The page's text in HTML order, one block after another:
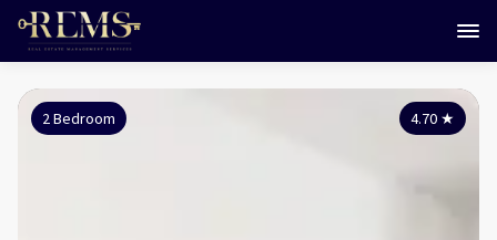
4.70 ★
2 Bedroom